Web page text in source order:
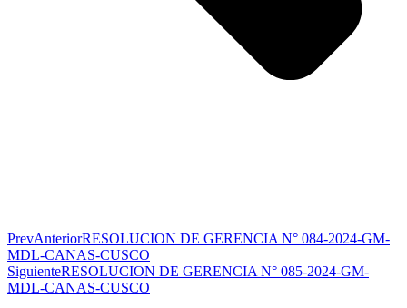
PrevAnteriorRESOLUCION DE GERENCIA N° 084-2024-GM-
MDL-CANAS-CUSCO
SiguienteRESOLUCION DE GERENCIA N° 085-2024-GM-
MDL-CANAS-CUSCO